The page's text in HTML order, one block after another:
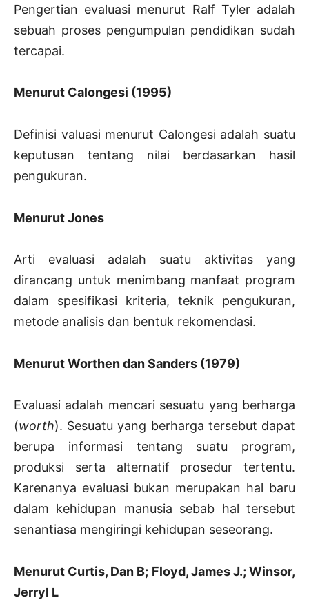
Pengertian evaluasi menurut Ralf Tyler adalah
sebuah proses pengumpulan pendidikan sudah
tercapai.
Menurut Calongesi (1995)
Definisi valuasi menurut Calongesi adalah suatu
keputusan tentang nilai berdasarkan hasil
pengukuran.
Menurut Jones
Arti evaluasi adalah suatu aktivitas yang
dirancang untuk menimbang manfaat program
dalam spesifikasi kriteria, teknik pengukuran,
metode analisis dan bentuk rekomendasi.
Menurut Worthen dan Sanders (1979)
Evaluasi adalah mencari sesuatu yang berharga
(worth). Sesuatu yang berharga tersebut dapat
berupa informasi tentang suatu program,
produksi serta alternatif prosedur tertentu.
Karenanya evaluasi bukan merupakan hal baru
dalam kehidupan manusia sebab hal tersebut
senantiasa mengiringi kehidupan seseorang.
Menurut Curtis, Dan B; Floyd, James J.; Winsor,
Jerryl L